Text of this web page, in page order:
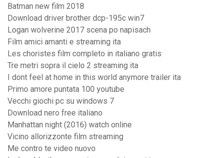
Batman new film 2018
Download driver brother dcp-195c win7
Logan wolverine 2017 scena po napisach
Film amici amanti e streaming ita
Les choristes film completo in italiano gratis
Tre metri sopra il cielo 2 streaming ita
I dont feel at home in this world anymore trailer ita
Primo amore puntata 100 youtube
Vecchi giochi pc su windows 7
Download nero free italiano
Manhattan night (2016) watch online
Vicino allorizzonte film streaming
Me contro te video nuovo